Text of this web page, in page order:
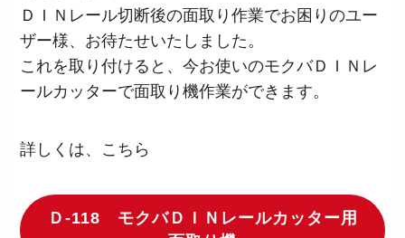
ＤＩＮレール切断後の面取り作業でお困りのユー
ザー様、お待たせいたしました。
これを取り付けると、今お使いのモクバＤＩＮレ
ールカッターで面取り機作業ができます。
詳しくは、こちら
Ｄ-118 モクバＤＩＮレールカッター用